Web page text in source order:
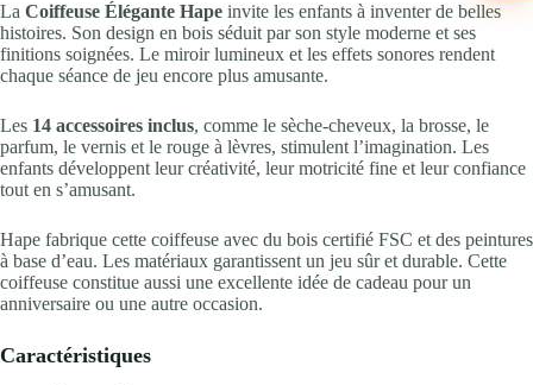
La Coiffeuse Élégante Hape invite les enfants à inventer de belles
histoires. Son design en bois séduit par son style moderne et ses
finitions soignées. Le miroir lumineux et les effets sonores rendent
chaque séance de jeu encore plus amusante.
Les 14 accessoires inclus, comme le sèche-cheveux, la brosse, le
parfum, le vernis et le rouge à lèvres, stimulent l’imagination. Les
enfants développent leur créativité, leur motricité fine et leur confiance
tout en s’amusant.
Hape fabrique cette coiffeuse avec du bois certifié FSC et des peintures
à base d’eau. Les matériaux garantissent un jeu sûr et durable. Cette
coiffeuse constitue aussi une excellente idée de cadeau pour un
anniversaire ou une autre occasion.
Caractéristiques